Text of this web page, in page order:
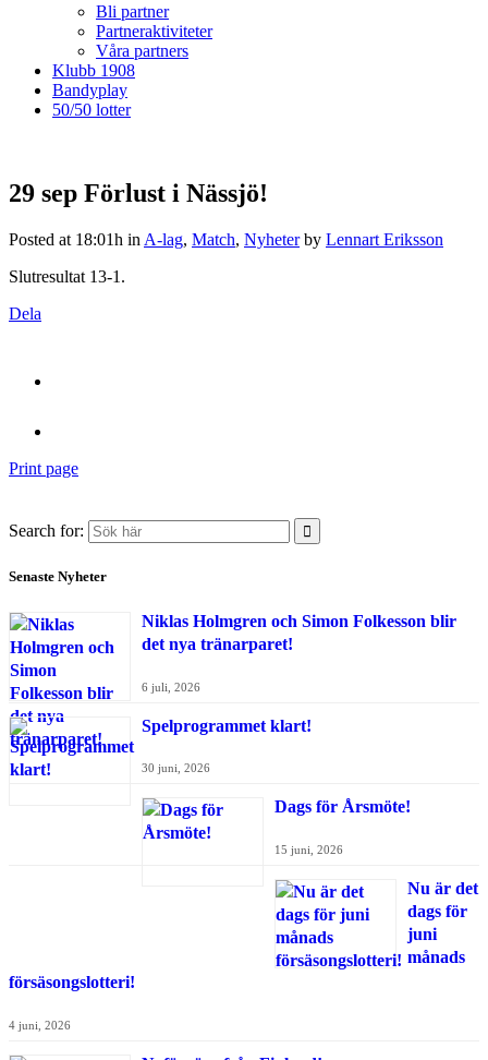
Bli partner
Partneraktiviteter
Våra partners
Klubb 1908
Bandyplay
50/50 lotter
29 sep Förlust i Nässjö!
Posted at 18:01h in A-lag, Match, Nyheter by Lennart Eriksson
Slutresultat 13-1.
Dela
Print page
Search for:
Senaste Nyheter
Niklas Holmgren och Simon Folkesson blir
det nya tränarparet!
6 juli, 2026
Spelprogrammet klart!
30 juni, 2026
Dags för Årsmöte!
15 juni, 2026
Nu är det
dags för
juni
månads
försäsongslotteri!
4 juni, 2026